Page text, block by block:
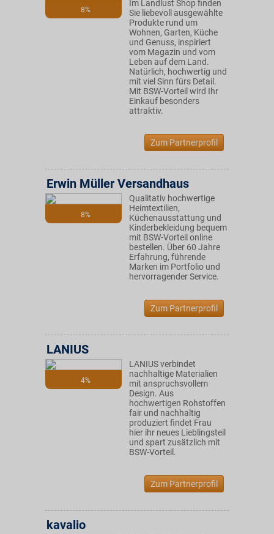
8%
Im Landlust Shop finden
Sie liebevoll ausgewählte
Produkte rund um
Wohnen, Garten, Küche
und Genuss, inspiriert
vom Magazin und vom
Leben auf dem Land.
Natürlich, hochwertig und
mit viel Sinn fürs Detail.
Mit BSW-Vorteil wird Ihr
Einkauf besonders
attraktiv.
Zum Partnerprofil
8%
Erwin Müller Versandhaus
Qualitativ hochwertige
Heimtextilien,
Küchenausstattung und
Kinderbekleidung bequem
mit BSW-Vorteil online
bestellen. Über 60 Jahre
Erfahrung, führende
Marken im Portfolio und
hervorragender Service.
Zum Partnerprofil
4%
LANIUS
LANIUS verbindet
nachhaltige Materialien
mit anspruchsvollem
Design. Aus
hochwertigen Rohstoffen
fair und nachhaltig
produziert findet Frau
hier ihr neues Lieblingsteil
und spart zusätzlich mit
BSW-Vorteil.
Zum Partnerprofil
kavalio